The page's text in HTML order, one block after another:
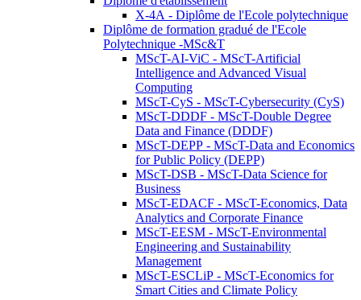
X-4A - Diplôme de l'Ecole polytechnique
Diplôme de formation gradué de l'Ecole
Polytechnique -MSc&T
MScT-AI-ViC - MScT-Artificial
Intelligence and Advanced Visual
Computing
MScT-CyS - MScT-Cybersecurity (CyS)
MScT-DDDF - MScT-Double Degree
Data and Finance (DDDF)
MScT-DEPP - MScT-Data and Economics
for Public Policy (DEPP)
MScT-DSB - MScT-Data Science for
Business
MScT-EDACF - MScT-Economics, Data
Analytics and Corporate Finance
MScT-EESM - MScT-Environmental
Engineering and Sustainability
Management
MScT-ESCLiP - MScT-Economics for
Smart Cities and Climate Policy